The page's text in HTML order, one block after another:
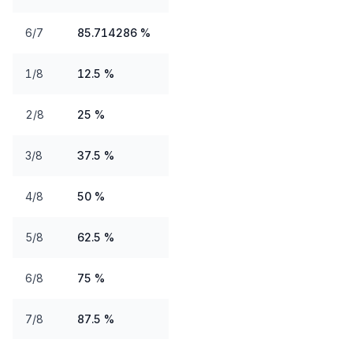
6/7 85.714286 %
1/8 12.5 %
2/8 25 %
3/8 37.5 %
4/8 50 %
5/8 62.5 %
6/8 75 %
7/8 87.5 %